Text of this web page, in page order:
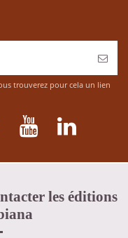
trouverez pour cela un lien
les éditions